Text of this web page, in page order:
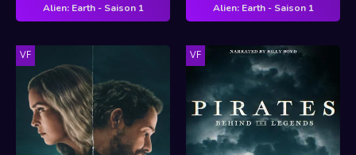
Alien: Earth - Saison 1 Alien: Earth - Saison 1
VF VF